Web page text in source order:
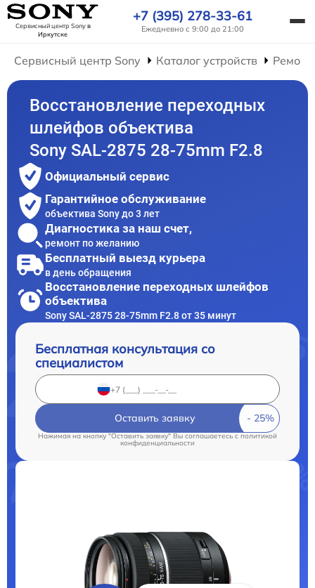
Сервисный центр Sonyв
Иркутске
+7 (395) 278-33-61
Ежедневно с 9:00 до 21:00
Сервисный центр Sony Каталог устройств
Восстановление переходных
шлейфов объектива
Sony SAL-2875 28-75mm F2.8
Официальный сервис
Гарантийное обслуживание
объектива Sony до 3 лет
Диагностика за наш счет,
ремонт по желанию
Бесплатный выезд курьера
в день обращения
Восстановление переходных шлейфов
объектива
Sony SAL-2875 28-75mm F2.8 от 35 минут
Бесплатная консультация со
специалистом
Оставить заявку
Нажимая на кнопку "Оставить заявку" Вы соглашаетесь c политикой
конфиденциальности